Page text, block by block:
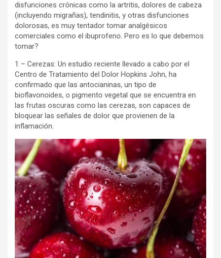
disfunciones crónicas como la artritis, dolores de cabeza
(incluyendo migrañas), tendinitis, y otras disfunciones
dolorosas, es muy tentador tomar analgésicos
comerciales como el ibuprofeno. Pero es lo que debemos
tomar?
1 – Cerezas: Un estudio reciente llevado a cabo por el
Centro de Tratamiento del Dolor Hopkins John, ha
confirmado que las antocianinas, un tipo de
bioflavonoides, o pigmento vegetal que se encuentra en
las frutas oscuras como las cerezas, son capaces de
bloquear las señales de dolor que provienen de la
inflamación.